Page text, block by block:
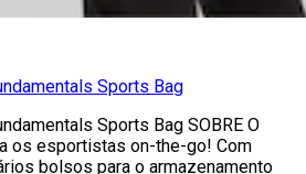
Sports Bag
Sports Bag SOBRE O
os esportistas on-the-go! Com
bolsos para o armazenamento